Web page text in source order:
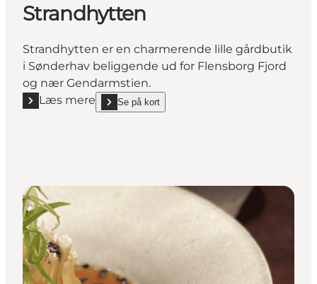
Strandhytten
Strandhytten er en charmerende lille gårdbutik
i Sønderhav beliggende ud for Flensborg Fjord
og nær Gendarmstien.
Læs mere
Læs mere "Strandhytten"
Se på kort
show Strandhytten on_map